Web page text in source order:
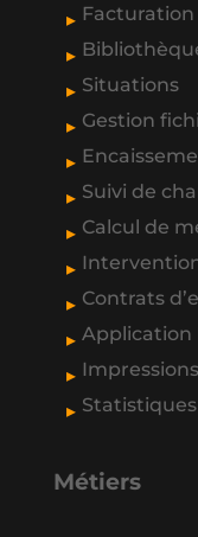
Facturation
Situations
Gestion
Suivi de
Calcul de
Contrats
Application
Impressions
Statistiques
Métiers